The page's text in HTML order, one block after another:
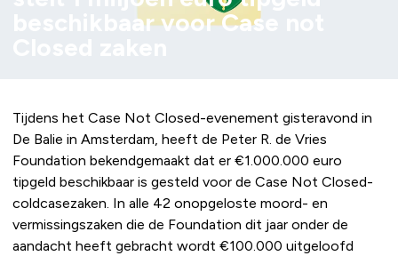
beschikbaar voor Case not
Tijdens het Case Not Closed-evenement gisteravond in
De Balie in Amsterdam, heeft de Peter R. de Vries
Foundation bekendgemaakt dat er €1.000.000 euro
tipgeld beschikbaar is gesteld voor de Case Not Closed-
coldcasezaken. In alle 42 onopgeloste moord- en
vermissingszaken die de Foundation dit jaar onder de
aandacht heeft gebracht wordt €100.000 uitgeloofd